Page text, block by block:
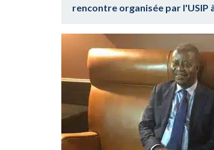
rencontre organisée par l'USIP